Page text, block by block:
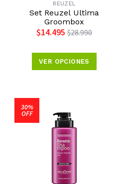
REUZEL
Set Reuzel Ultima
Groombox
$14.495 $28.990
VER OPCIONES
30%
OFF